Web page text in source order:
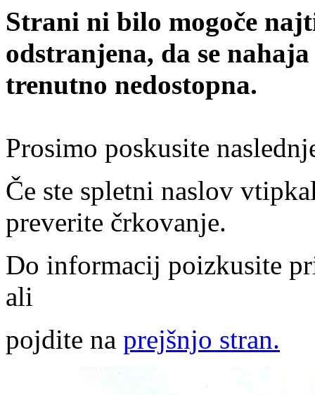
Strani ni bilo mogoče
odstranjena, da se
trenutno nedostopna.
Prosimo poskusite
Če ste spletni naslov
preverite črkovanje.
Do informacij poizkusite
ali
pojdite na prejšnjo stran.